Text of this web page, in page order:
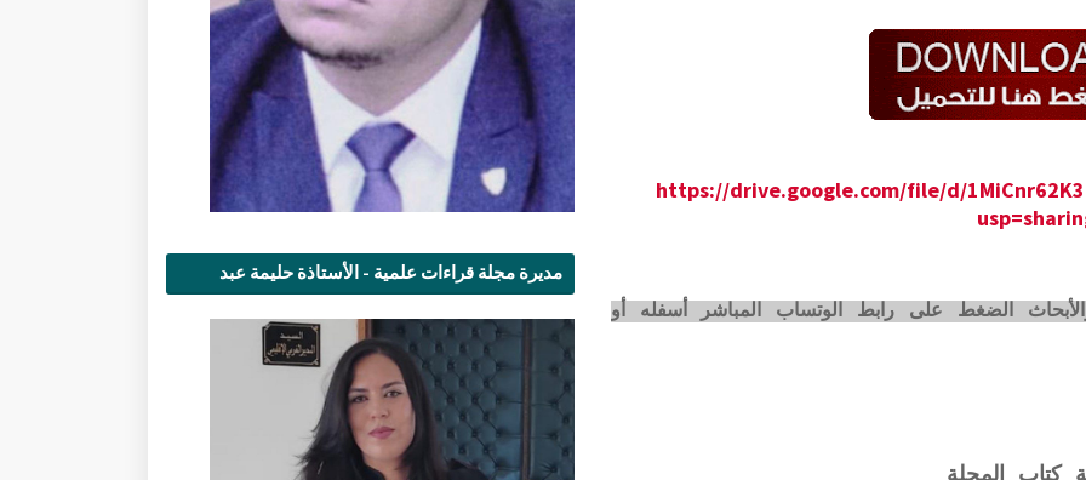
https://drive.google.com/file/d/
الضغط على رابط الوتساب المباشر أسفله أو
كتاب المجلة
مديرة مجلة قراءات علمية - الأستاذة حليمة عبد